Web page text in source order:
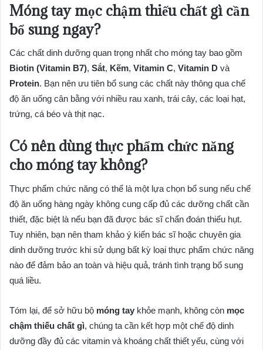
Móng tay mọc chậm thiếu chất gì cần
bổ sung ngay?
Các chất dinh dưỡng quan trọng nhất cho móng tay bao gồm
Biotin (Vitamin B7), Sắt, Kẽm, Vitamin C, Vitamin D và
Protein. Bạn nên ưu tiên bổ sung các chất này thông qua chế
độ ăn uống cân bằng với nhiều rau xanh, trái cây, các loại hạt,
trứng, cá béo và thịt nạc.
Có nên dùng thực phẩm chức năng
cho móng tay không?
Thực phẩm chức năng có thể là một lựa chọn bổ sung nếu chế
độ ăn uống hàng ngày không cung cấp đủ các dưỡng chất cần
thiết, đặc biệt là nếu bạn đã được bác sĩ chẩn đoán thiếu hụt.
Tuy nhiên, bạn nên tham khảo ý kiến bác sĩ hoặc chuyên gia
dinh dưỡng trước khi sử dụng bất kỳ loại thực phẩm chức năng
nào để đảm bảo an toàn và hiệu quả, tránh tình trạng bổ sung
quá liều.
Tóm lại, để sở hữu bộ móng tay khỏe mạnh, không còn mọc
chậm thiếu chất gì, chúng ta cần kết hợp một chế độ dinh
dưỡng đầy đủ các vitamin và khoáng chất thiết yếu, cùng với